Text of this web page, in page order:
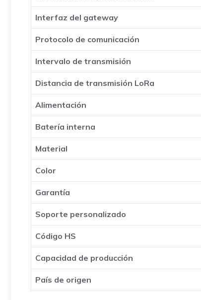
Interfaz del gateway
Protocolo de comunicación
Intervalo de transmisión
Distancia de transmisión LoRa
Alimentación
Batería interna
Material
Color
Garantía
Soporte personalizado
Código HS
Capacidad de producción
País de origen